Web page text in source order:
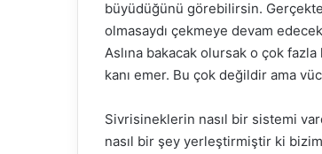
büyüdüğünü görebilirsin.
olmasaydı çekmeye devam
Aslına bakacak olursak o çok
kanı emer. Bu çok değildir ama
Sivrisineklerin nasıl bir sistemi
nasıl bir şey yerleştirmiştir ki